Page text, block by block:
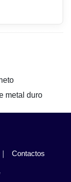
metal duro
Contactos